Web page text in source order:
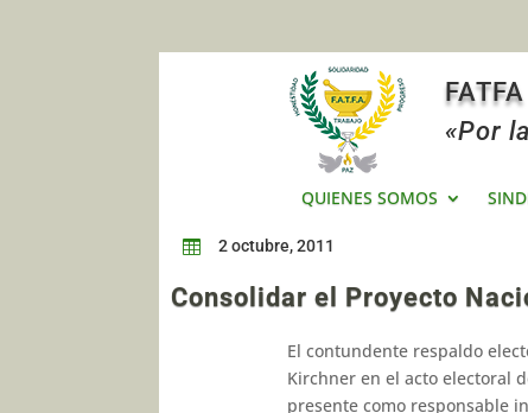
«Por
QUIENES SOMOS
 2 octubre, 2011
Consolidar el Proyecto
El contundente respaldo
Kirchner en el acto electoral
presente como responsable